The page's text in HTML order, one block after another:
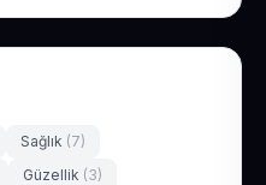
Sağlık (7)
Güzellik (3)